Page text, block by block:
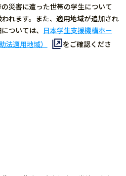
災害に遭った世帯の学生について
れます。また、適用地域が追加され
ついては、 日本学生支援機構ホー
法適用地域）
をご確認くださ